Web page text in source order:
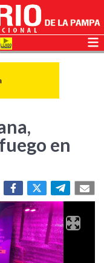
en